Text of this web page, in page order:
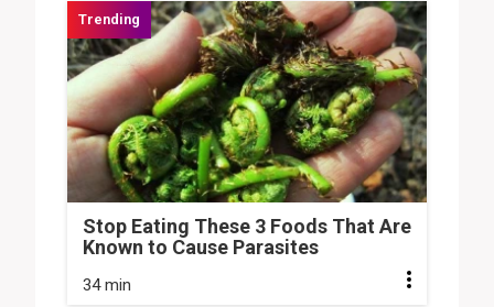
Stop Eating These 3 Foods That Are
Known to Cause Parasites
34 min